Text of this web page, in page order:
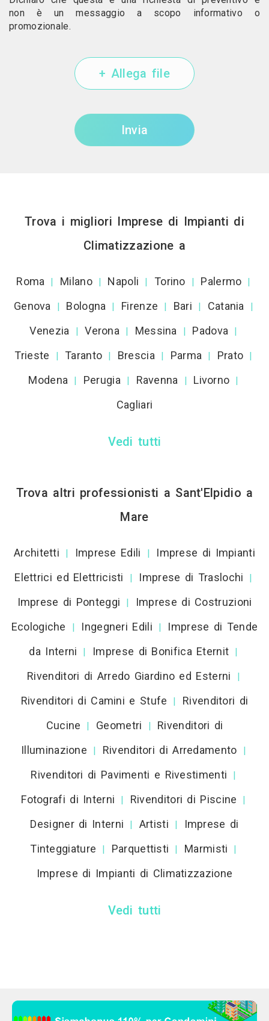
non è un messaggio a scopo informativo o
promozionale.
+ Allega file
Invia
Trova i migliori Imprese di Impianti di
Climatizzazione a
Roma | Milano | Napoli | Torino | Palermo |
Genova | Bologna | Firenze | Bari | Catania |
Venezia | Verona | Messina | Padova |
Trieste | Taranto | Brescia | Parma | Prato |
Modena | Perugia | Ravenna | Livorno |
Cagliari
Vedi tutti
Trova altri professionisti a Sant'Elpidio a
Mare
Architetti | Imprese Edili |
Imprese di Impianti
Elettrici ed Elettricisti
| Imprese di Traslochi |
Imprese di Ponteggi |
Imprese di Costruzioni
Ecologiche
| Ingegneri Edili |
Imprese di Tende
da Interni
| Imprese di Bonifica Eternit |
Rivenditori di Arredo Giardino ed Esterni |
Rivenditori di Camini e Stufe |
Rivenditori di
Cucine
| Geometri |
Rivenditori di
Illuminazione
| Rivenditori di Arredamento |
Rivenditori di Pavimenti e Rivestimenti |
Fotografi di Interni | Rivenditori di Piscine |
Designer di Interni | Artisti |
Imprese di
Tinteggiature
| Parquettisti | Marmisti |
Imprese di Impianti di Climatizzazione
Vedi tutti